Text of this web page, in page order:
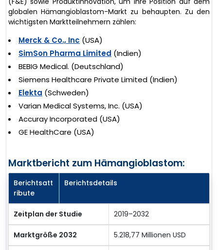
globalen Hämangioblastom-Markt zu behaupten. Zu den
wichtigsten Marktteilnehmern zählen:
Merck & Co., Inc (USA)
SimSon Pharma Limited (Indien)
BEBIG Medical. (Deutschland)
Siemens Healthcare Private Limited (Indien)
Elekta (Schweden)
Varian Medical Systems, Inc. (USA)
Accuray Incorporated (USA)
GE HealthCare (USA)
Marktbericht zum Hämangioblastom:
Berichtsatt
ribute
Berichtsdetails
Zeitplan der Studie 2019–2032
Marktgröße 2032 5.218,77 Millionen USD